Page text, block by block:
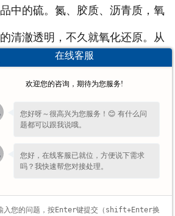
中的硫。氮、胶质、沥青质，氧
清澈透明，不久就氧化还原。从
。我公司的系列脱色剂，能把油
脱掉，并起到了脱色效果。既而
气味又得到了改善，且成本低，
放放市场后，深受炼油厂欢迎！
油设备 精炼油设备 废机油炼油
在线客服
欢迎您的咨询，期待为您服务!
您好呀～很高兴为您服务！😊 有什么问
题都可以跟我说哦。
您好，在线客服已就位，方便说下需求
吗？我快速帮您对接处理。